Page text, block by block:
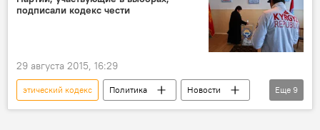
обвинение
комиссия
перенос
подписали кодекс чести
29 августа 2015, 16:29
этический кодекс Политика
Новости
Кыргызстан
Общество
Еще 9